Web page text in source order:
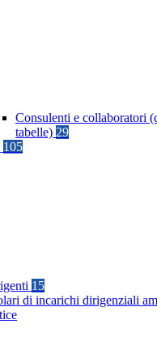
Consulenti e collaboratori
tabelle) 29
105
15
di incarichi dirigenziali